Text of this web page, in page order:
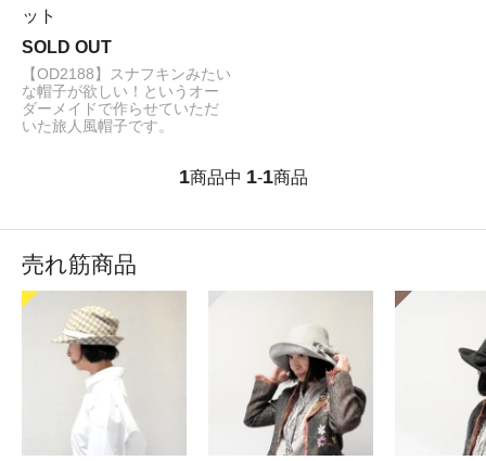
ット
SOLD OUT
【OD2188】スナフキンみたい
な帽子が欲しい！というオー
ダーメイドで作らせていただ
いた旅人風帽子です。
1商品中 1-1商品
売れ筋商品